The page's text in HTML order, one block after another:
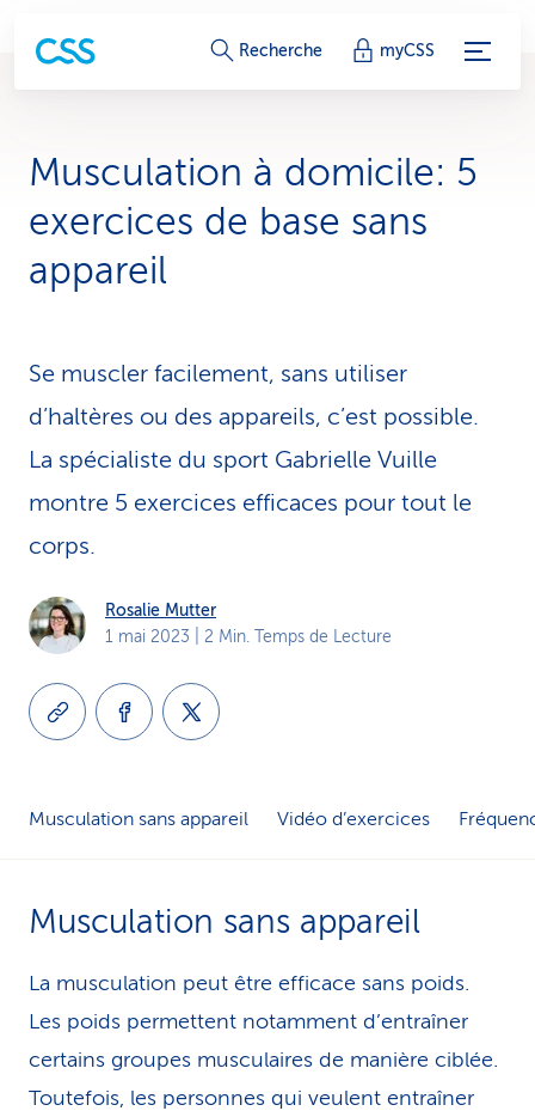
L
n
s
s
e
r
c
Recherche myCSS
Musculation à domicile: 5
exercices de base sans
appareil
Se muscler facilement, sans utiliser
d’haltères ou des appareils, c’est possible.
La spécialiste du sport Gabrielle Vuille
montre 5 exercices efficaces pour tout le
corps.
Rosalie Mutter
1 mai 2023 | 2 Min. Temps de Lecture
Musculation sans appareil Vidéo d’exercices
Musculation sans appareil
La musculation peut être efficace sans poids.
Les poids permettent notamment d’entraîner
certains groupes musculaires de manière ciblée.
Toutefois, les personnes qui veulent entraîner